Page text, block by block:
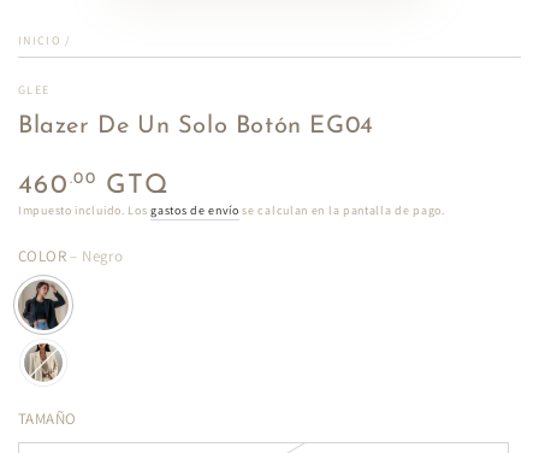
INICIO /
GLEE
Blazer De Un Solo Botón EG04
Precio
regular
460 .00 GTQ
Impuesto incluido. Losgastos de envío se calculan en la pantalla de pago.
COLOR – Negro
TAMAÑO